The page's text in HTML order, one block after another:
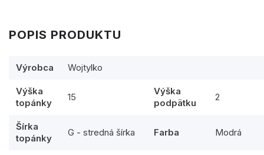
POPIS PRODUKTU
Výrobca Wojtylko
Výška
topánky
15
Výška
podpätku
2
Šírka
topánky
G - stredná šírka Farba Modrá